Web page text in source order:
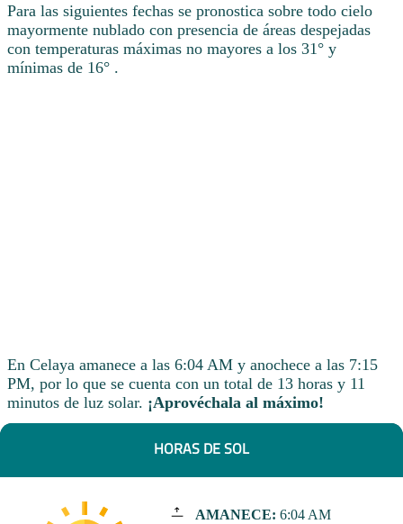
Para las siguientes fechas se pronostica sobre todo cielo
mayormente nublado con presencia de áreas despejadas
con temperaturas máximas no mayores a los 31° y
mínimas de 16° .
En Celaya amanece a las 6:04 AM y anochece a las 7:15
PM, por lo que se cuenta con un total de 13 horas y 11
minutos de luz solar. ¡Aprovéchala al máximo!
HORAS DE SOL
AMANECE: 6:04 AM